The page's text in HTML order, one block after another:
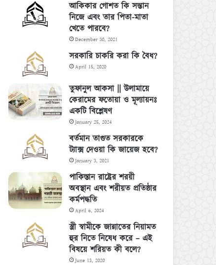
আকিকার গোশত কি সন্তান
নিজে এবং তার পিতা-মাতা
খেতে পারবে?
December 30, 2021
সরকারি চাকরি করা কি বৈধ?
April 15, 2020
তুফানুল আকসা || উলামায়ে
কেরামের ফতোয়া ও মূল্যায়নঃ
একটি বিশ্লেষণ
January 25, 2024
বর্তমান তাগুত সরকারকে
ট্যাক্স দেওয়া কি জায়েজ হবে?
January 3, 2021
পাকিস্তান রাষ্ট্রের শরয়ী
অবস্থান এবং শরীয়ত প্রতিষ্ঠার
কর্মপদ্ধতি
April 6, 2024
স্ত্রী স্বামীকে জান্নাতের নিয়ামত
হুর নিতে নিষেধ করে – এই
বিষয়ে শরিয়ত কী বলে?
June 13, 2020